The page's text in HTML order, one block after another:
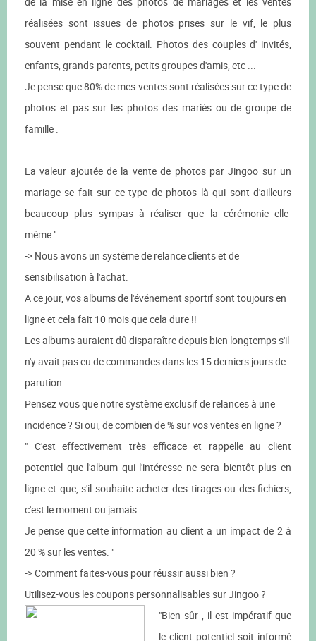
réalisées sont issues de photos prises sur le vif, le plus
souvent pendant le cocktail. Photos des couples d' invités,
enfants, grands-parents, petits groupes d'amis, etc ...
Je pense que 80% de mes ventes sont réalisées sur ce type de
photos et pas sur les photos des mariés ou de groupe de
famille .
La valeur ajoutée de la vente de photos par Jingoo sur un
mariage se fait sur ce type de photos là qui sont d'ailleurs
beaucoup plus sympas à réaliser que la cérémonie elle-
même."
-> Nous avons un système de relance clients et de
sensibilisation à l'achat.
A ce jour, vos albums de l'événement sportif sont toujours en
ligne et cela fait 10 mois que cela dure !!
Les albums auraient dû disparaître depuis bien longtemps s'il
n'y avait pas eu de commandes dans les 15 derniers jours de
parution.
Pensez vous que notre système exclusif de relances à une
incidence ? Si oui, de combien de % sur vos ventes en ligne ?
" C'est effectivement très efficace et rappelle au client
potentiel que l'album qui l'intéresse ne sera bientôt plus en
ligne et que, s'il souhaite acheter des tirages ou des fichiers,
c'est le moment ou jamais.
Je pense que cette information au client a un impact de 2 à
20 % sur les ventes. "
-> Comment faites-vous pour réussir aussi bien ?
Utilisez-vous les coupons personnalisables sur Jingoo ?
"Bien sûr , il est impératif que
le client potentiel soit informé